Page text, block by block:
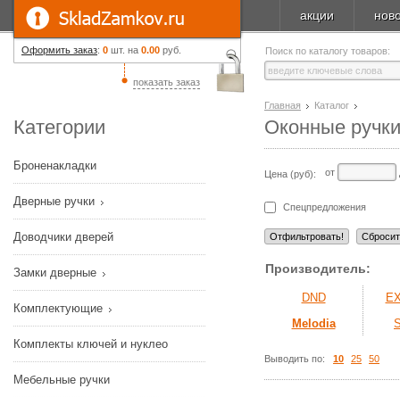
Оформить заказ: 0 шт. на 0.00 руб.
показать заказ
акции
Поиск по каталогу товаров:
Категории
Броненакладки
Дверные ручки
Доводчики дверей
Замки дверные
Комплектующие
Комплекты ключей и нуклео
Мебельные ручки
Главная Каталог
Оконные ручки
Цена (руб): от
Спецпредложения
Производитель:
DND
Melodia
Выводить по: 10 25 50